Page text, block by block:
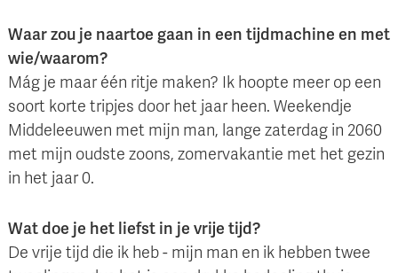
Waar zou je naartoe gaan in een tijdmachine en met
wie/waarom?
Mág je maar één ritje maken? Ik hoopte meer op een
soort korte tripjes door het jaar heen. Weekendje
Middeleeuwen met mijn man, lange zaterdag in 2060
met mijn oudste zoons, zomervakantie met het gezin
in het jaar 0.
Wat doe je het liefst in je vrije tijd?
De vrije tijd die ik heb - mijn man en ik hebben twee